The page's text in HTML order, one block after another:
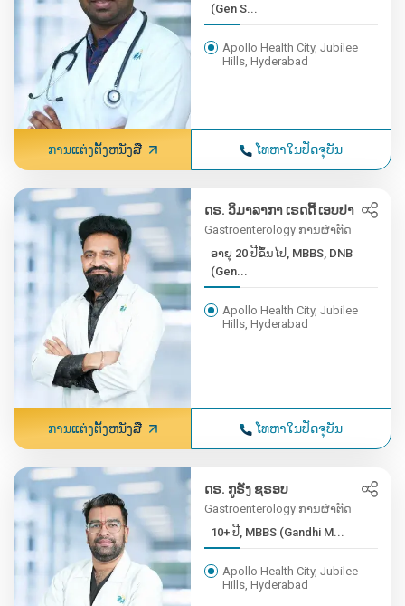
(Gen S...
Apollo Health City, Jubilee
Hills, Hyderabad
ການແຕ່ງຕັ້ງຫນັງສື ໂທຫາໃນປັດຈຸບັນ
ດຣ. ວິມາລາກາ ເຣດດີ້ ເອບປາ
Gastroenterology ການຜ່າຕັດ
ອາຍຸ 20 ປີຂຶ້ນໄປ, MBBS, DNB
(Gen...
Apollo Health City, Jubilee
Hills, Hyderabad
ການແຕ່ງຕັ້ງຫນັງສື ໂທຫາໃນປັດຈຸບັນ
ດຣ. ກູຣັງ ຊຣອບ
Gastroenterology ການຜ່າຕັດ
10+ ປີ, MBBS (Gandhi M...
Apollo Health City, Jubilee
Hills, Hyderabad